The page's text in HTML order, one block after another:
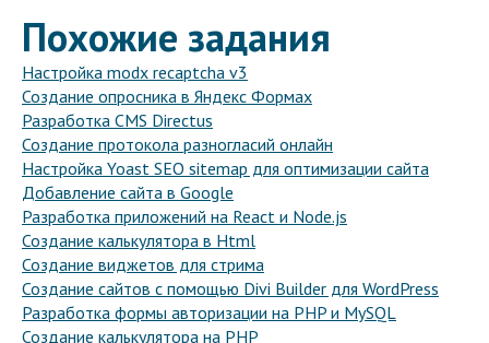
Похожие задания
Настройка modx recaptcha v3
Создание опросника в Яндекс Формах
Разработка CMS Directus
Создание протокола разногласий онлайн
Настройка Yoast SEO sitemap для оптимизации сайта
Добавление сайта в Google
Разработка приложений на React и Node.js
Создание калькулятора в Html
Создание виджетов для стрима
Создание сайтов с помощью Divi Builder для WordPress
Разработка формы авторизации на PHP и MySQL
Создание калькулятора на PHP